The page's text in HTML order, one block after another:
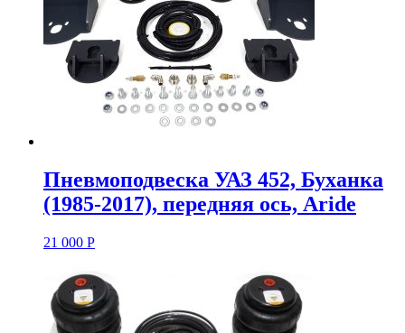
Пневмоподвеска УАЗ 452, Буханка
(1985-2017), передняя ось, Aride
21 000 Р